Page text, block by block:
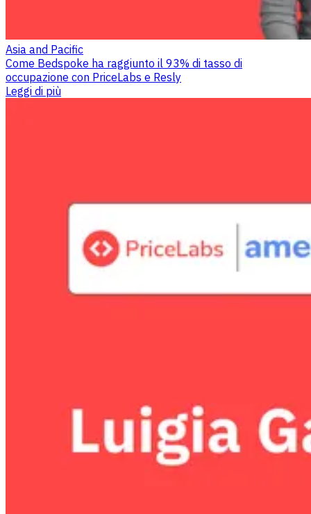
Asia and Pacific
Come Bedspoke ha raggiunto il 93% di tasso di
occupazione con PriceLabs e Resly
Leggi di più